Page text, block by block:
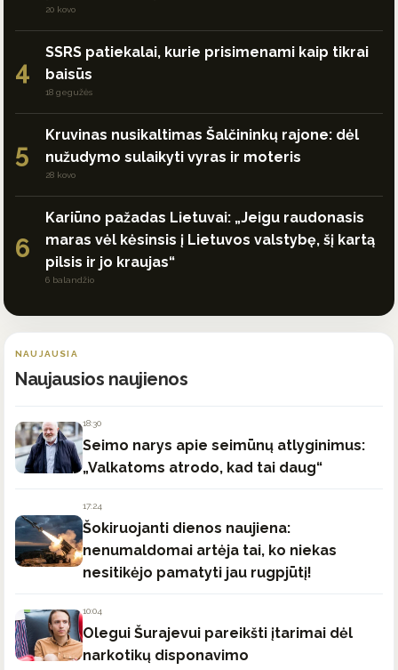
20 kovo
4
SSRS patiekalai, kurie prisimenami kaip tikrai
baisūs
18 gegužės
5
Kruvinas nusikaltimas Šalčininkų rajone: dėl
nužudymo sulaikyti vyras ir moteris
28 kovo
6
Kariūno pažadas Lietuvai: „Jeigu raudonasis
maras vėl kėsinsis į Lietuvos valstybę, šį kartą
pilsis ir jo kraujas“
6 balandžio
NAUJAUSIA
Naujausios naujienos
18:30
Seimo narys apie seimūnų atlyginimus:
„Valkatoms atrodo, kad tai daug“
17:24
Šokiruojanti dienos naujiena:
nenumaldomai artėja tai, ko niekas
nesitikėjo pamatyti jau rugpjūtį!
10:04
Olegui Šurajevui pareikšti įtarimai dėl
narkotikų disponavimo